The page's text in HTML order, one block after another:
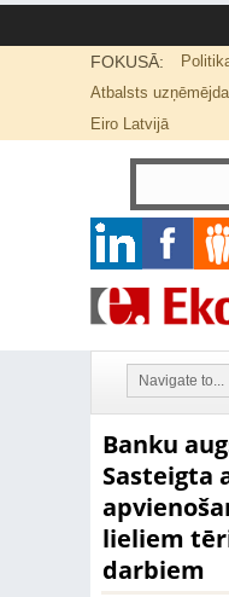
FOKUSĀ:
Atbalsts
Eiro Latvijā
Banku
Sasteigta
lieliem
darbiem